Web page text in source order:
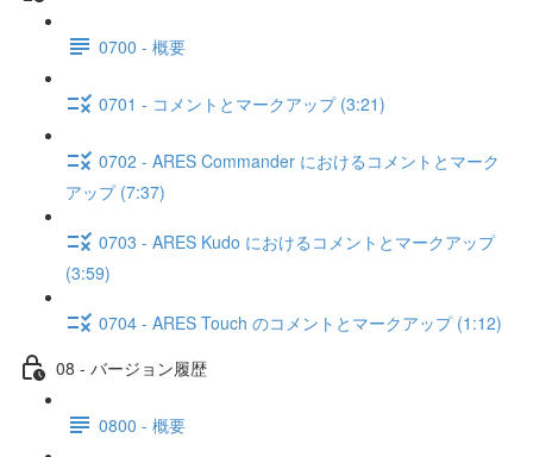
0700 - 概要
0701 - コメントとマークアップ (3:21)
0702 - ARES Commander におけるコメントとマーク
アップ (7:37)
0703 - ARES Kudo におけるコメントとマークアップ
(3:59)
0704 - ARES Touch のコメントとマークアップ (1:12)
08 - バージョン履歴
0800 - 概要